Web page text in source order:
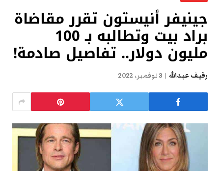
جينيفر أنيستون تقرر مقاضاة
براد بيت وتطالبه بـ 100
مليون دولار.. تفاصيل صادمة!
رفيف عبدالله 3 نوفمبر، 2022